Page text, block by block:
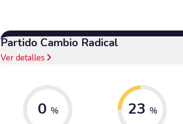
Partido Cambio Radical
Ver detalles
0 % 23 %